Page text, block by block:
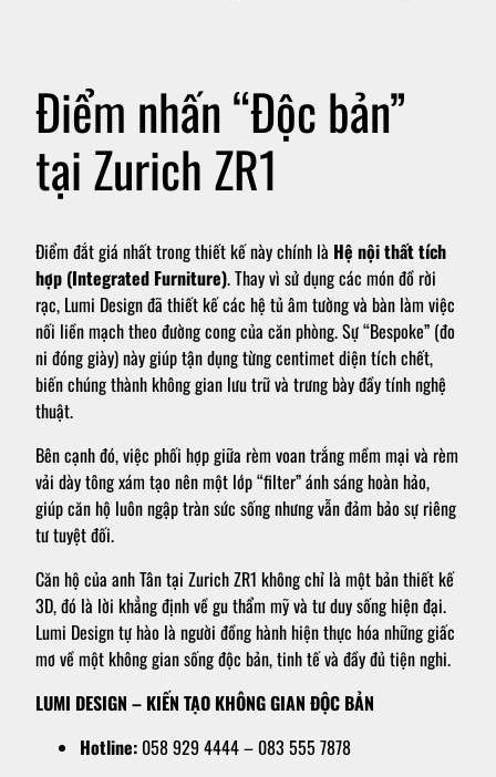
Điểm nhấn “Độc bản”
tại Zurich ZR1
Điểm đắt giá nhất trong thiết kế này chính là Hệ nội thất tích
hợp (Integrated Furniture). Thay vì sử dụng các món đồ rời
rạc, Lumi Design đã thiết kế các hệ tủ âm tường và bàn làm việc
nối liền mạch theo đường cong của căn phòng. Sự “Bespoke” (đo
ni đóng giày) này giúp tận dụng từng centimet diện tích chết,
biến chúng thành không gian lưu trữ và trưng bày đầy tính nghệ
thuật.
Bên cạnh đó, việc phối hợp giữa rèm voan trắng mềm mại và rèm
vải dày tông xám tạo nên một lớp “filter” ánh sáng hoàn hảo,
giúp căn hộ luôn ngập tràn sức sống nhưng vẫn đảm bảo sự riêng
tư tuyệt đối.
Căn hộ của anh Tân tại Zurich ZR1 không chỉ là một bản thiết kế
3D, đó là lời khẳng định về gu thẩm mỹ và tư duy sống hiện đại.
Lumi Design tự hào là người đồng hành hiện thực hóa những giấc
mơ về một không gian sống độc bản, tinh tế và đầy đủ tiện nghi.
LUMI DESIGN – KIẾN TẠO KHÔNG GIAN ĐỘC BẢN
Hotline: 058 929 4444 – 083 555 7878